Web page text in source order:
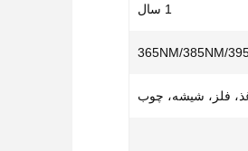
1 سال
365NM/385NM/
فلز، شیشه، چوب